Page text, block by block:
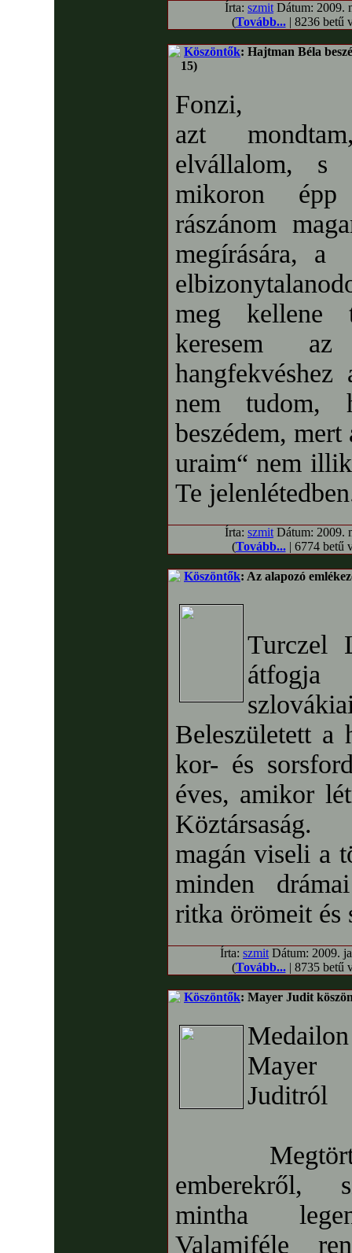
Írta: szmit Dátum: 2009.
(Tovább...| 8236 betű
Köszöntők: Hajtman Béla
15)
Fonzi,
azt
elvállalom, s
mikoron épp
rászánom
megírására,
meg kellene
keresem
nem tudom,
beszédem,
uraim“ nem
Te
Írta: szmit Dátum: 2009.
(Tovább...| 6774 betű
Köszöntők: Az alapozó
Turczel
Beleszületett a
kor- és
éves, amikor
Köztársaság.
magán viseli a
minden
ritka örömeit és
Írta: szmit Dátum: 2009.
(Tovább...| 8735 betű
Köszöntők: Mayer Judit
Medailon
Mayer
Juditról
emberekről,
mintha
Valamiféle